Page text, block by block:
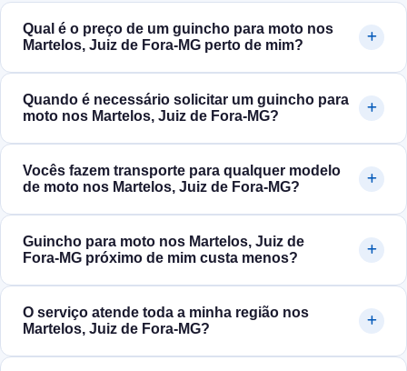
Qual é o preço de um guincho para moto nos
Martelos, Juiz de Fora‑MG perto de mim?
Quando é necessário solicitar um guincho para
moto nos Martelos, Juiz de Fora‑MG?
Vocês fazem transporte para qualquer modelo
de moto nos Martelos, Juiz de Fora‑MG?
Guincho para moto nos Martelos, Juiz de
Fora‑MG próximo de mim custa menos?
O serviço atende toda a minha região nos
Martelos, Juiz de Fora‑MG?